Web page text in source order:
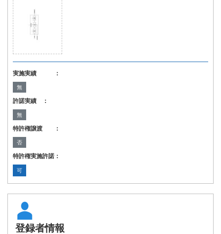
実施実績 ：
無
許諾実績 ：
無
特許権譲渡 ：
否
特許権実施許諾：
可
登録者情報